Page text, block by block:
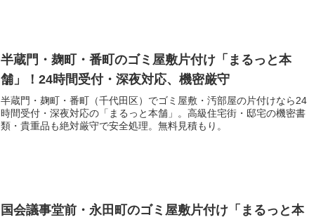
半蔵門・麹町・番町のゴミ屋敷片付け「まるっと本
舗」！24時間受付・深夜対応、機密厳守
半蔵門・麹町・番町（千代田区）でゴミ屋敷・汚部屋の片付けなら24
時間受付・深夜対応の「まるっと本舗」。高級住宅街・邸宅の機密書
類・貴重品も絶対厳守で安全処理。無料見積もり。
国会議事堂前・永田町のゴミ屋敷片付け「まるっと本